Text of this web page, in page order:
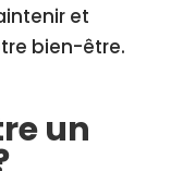
et
bien-être.
un